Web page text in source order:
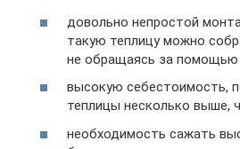
довольно непростой
такую теплицу можно
не обращаясь за помощью
высокую себестоимость,
теплицы несколько выше,
необходимость сажать